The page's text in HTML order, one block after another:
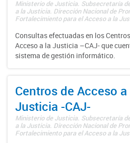
Ministerio de Justicia. Subsecretaría
a la Justicia. Dirección Nacional de
Fortalecimiento para el Acceso a la
Consultas efectuadas en los
Acceso a la Justicia –CAJ- que
sistema de gestión informático.
Centros de Acceso a
Justicia -CAJ-
Ministerio de Justicia. Subsecretaría
a la Justicia. Dirección Nacional de
Fortalecimiento para el Acceso a la